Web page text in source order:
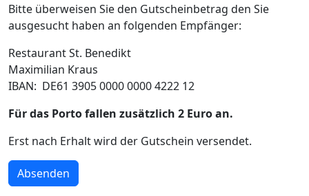
Bitte überweisen Sie den Gutscheinbetrag den Sie
ausgesucht haben an folgenden Empfänger:
Restaurant St. Benedikt
Maximilian Kraus
IBAN: DE61 3905 0000 0000 4222 12
Für das Porto fallen zusätzlich 2 Euro an.
Erst nach Erhalt wird der Gutschein versendet.
Absenden